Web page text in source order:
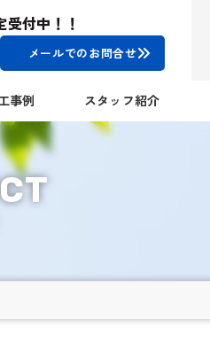
付中！！
メールでのお問合せ
事例 スタッフ紹介